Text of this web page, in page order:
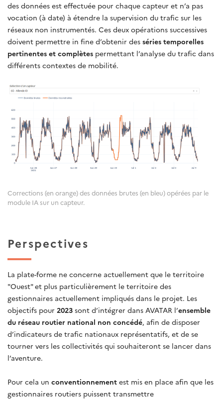
des données est effectuée pour chaque capteur et n’a pas
vocation (à date) à étendre la supervision du trafic sur les
réseaux non instrumentés. Ces deux opérations successives
doivent permettre in fine d’obtenir des séries temporelles
pertinentes et complètes permettant l’analyse du trafic dans
différents contextes de mobilité.
Corrections (en orange) des données brutes (en bleu) opérées par le
module IA sur un capteur.
Perspectives
La plate-forme ne concerne actuellement que le territoire
"Ouest" et plus particulièrement le territoire des
gestionnaires actuellement impliqués dans le projet. Les
objectifs pour 2023 sont d’intégrer dans AVATAR l’ensemble
du réseau routier national non concédé, afin de disposer
d’indicateurs de trafic nationaux représentatifs, et de se
tourner vers les collectivités qui souhaiteront se lancer dans
l’aventure.
Pour cela un conventionnement est mis en place afin que les
gestionnaires routiers puissent transmettre